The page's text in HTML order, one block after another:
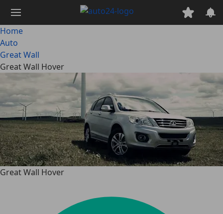
contenuto
principale
Home
Auto
Great Wall
Great Wall Hover
Great Wall Hover